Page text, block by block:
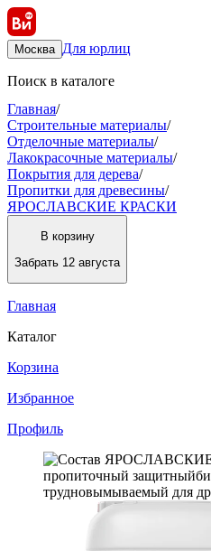
Москва Для юрлиц
Поиск в каталоге
Главная/
Строительные материалы/
Отделочные материалы/
Лакокрасочные материалы/
Покрытия для дерева/
Пропитки для древесины/
ЯРОСЛАВСКИЕ КРАСКИ
В корзину
Забрать 12 августа
Главная
Каталог
Корзина
Избранное
Профиль